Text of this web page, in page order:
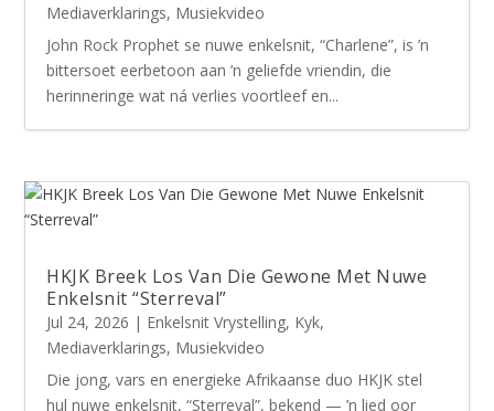
Mediaverklarings, Musiekvideo
John Rock Prophet se nuwe enkelsnit, “Charlene”, is ’n
bittersoet eerbetoon aan ’n geliefde vriendin, die
herinneringe wat ná verlies voortleef en...
HKJK Breek Los Van Die Gewone Met Nuwe
Enkelsnit “Sterreval”
Jul 24, 2026 | Enkelsnit Vrystelling, Kyk,
Mediaverklarings, Musiekvideo
Die jong, vars en energieke Afrikaanse duo HKJK stel
hul nuwe enkelsnit, “Sterreval”, bekend — ’n lied oor